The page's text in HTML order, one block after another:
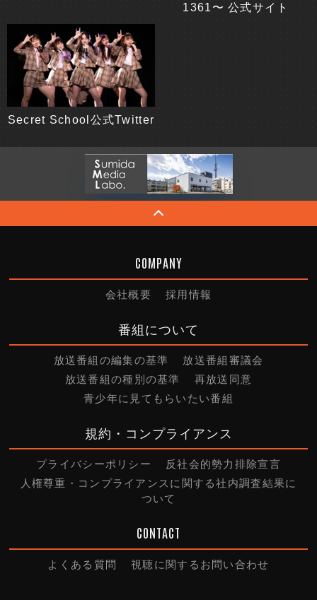
1361〜 公式サイト
Secret School公式Twitter
COMPANY
会社概要 採用情報
番組について
放送番組の編集の基準
放送番組審議会
放送番組の種別の基準
再放送同意
青少年に見てもらいたい番組
規約・コンプライアンス
プライバシーポリシー
反社会的勢力排除宣言
人権尊重・コンプライアンスに関する社内調査結果に
ついて
CONTACT
よくある質問 視聴に関するお問い合わせ